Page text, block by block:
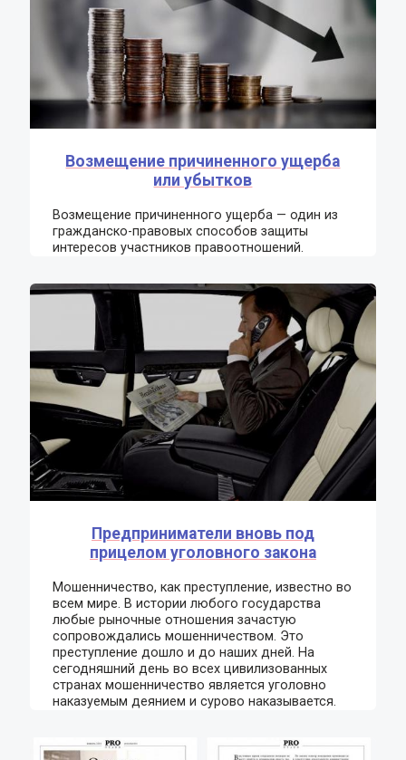
Возмещение причиненного ущерба
или убытков
Возмещение причиненного ущерба — один из
гражданско-правовых способов защиты
интересов участников правоотношений.
Предприниматели вновь под
прицелом уголовного закона
Мошенничество, как преступление, известно во
всем мире. В истории любого государства
любые рыночные отношения зачастую
сопровождались мошенничеством. Это
преступление дошло и до наших дней. На
сегодняшний день во всех цивилизованных
странах мошенничество является уголовно
наказуемым деянием и сурово наказывается.